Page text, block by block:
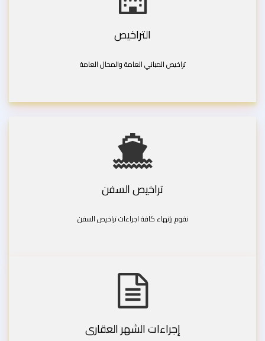
التراخيص
تراخيص المباني العامة والمحال العامة
تراخيص السفن
نقوم بإنهاء كافة اجراءات تراخيص السفن
إجراءات الشهر العقارى